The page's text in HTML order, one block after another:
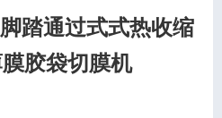
踏通过式式热收缩
胶袋切膜机